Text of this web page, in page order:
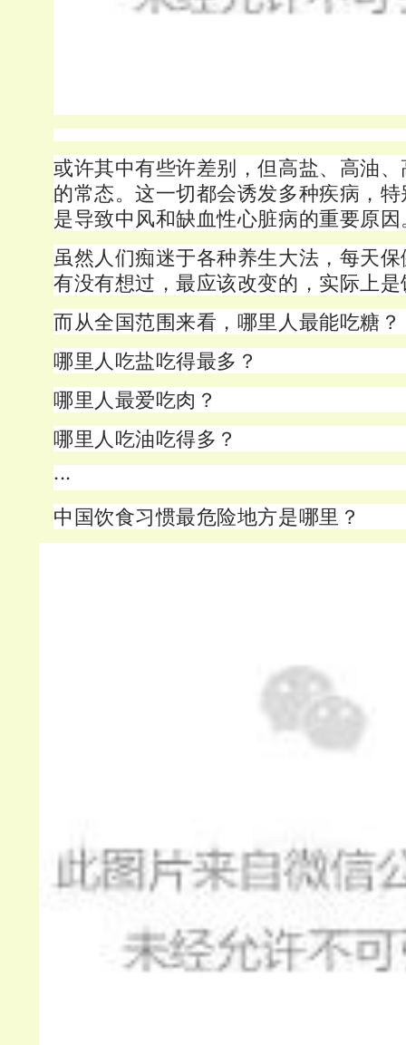
或许其中有些许差别，但高盐、高油
的常态。这一切都会诱发多种疾病，
是导致中风和缺血性心脏病的重要原因
虽然人们痴迷于各种养生大法，每天
有没有想过，最应该改变的，实际上
而从全国范围来看，哪里人最能吃糖？
哪里人吃盐吃得最多？
哪里人最爱吃肉？
哪里人吃油吃得多？
···
中国饮食习惯最危险地方是哪里？